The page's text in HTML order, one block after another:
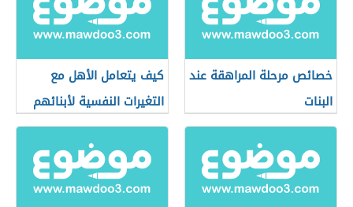
خصائص مرحلة المراهقة عند
البنات
كيف يتعامل الأهل مع
التغيرات النفسية لأبنائهم
في سن المراهقة؟